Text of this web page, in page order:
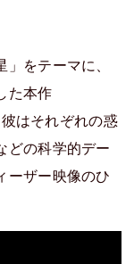
をテーマに、
た本作
はそれぞれの惑
どの科学的デー
ーザー映像のひ